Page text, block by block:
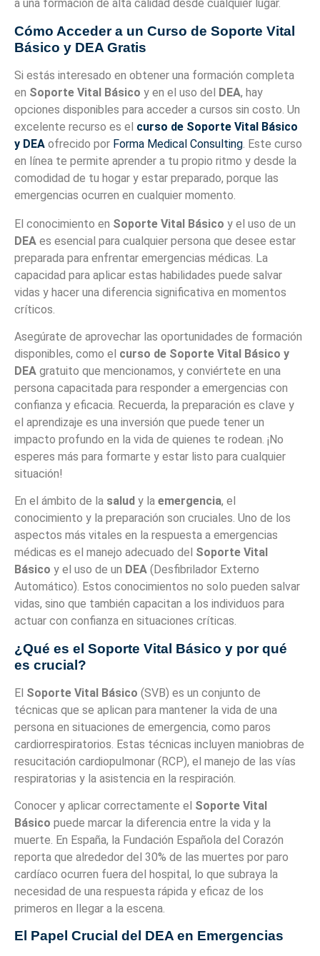
a una formación de alta calidad desde cualquier lugar.
Cómo Acceder a un Curso de Soporte Vital
Básico y DEA Gratis
Si estás interesado en obtener una formación completa
en Soporte Vital Básico y en el uso del DEA, hay
opciones disponibles para acceder a cursos sin costo. Un
excelente recurso es el curso de Soporte Vital Básico
y DEA ofrecido por Forma Medical Consulting . Este curso
en línea te permite aprender a tu propio ritmo y desde la
comodidad de tu hogar y estar preparado, porque las
emergencias ocurren en cualquier momento.
El conocimiento en Soporte Vital Básico y el uso de un
DEA es esencial para cualquier persona que desee estar
preparada para enfrentar emergencias médicas. La
capacidad para aplicar estas habilidades puede salvar
vidas y hacer una diferencia significativa en momentos
críticos.
Asegúrate de aprovechar las oportunidades de formación
disponibles, como el curso de Soporte Vital Básico y
DEA gratuito que mencionamos, y conviértete en una
persona capacitada para responder a emergencias con
confianza y eficacia. Recuerda, la preparación es clave y
el aprendizaje es una inversión que puede tener un
impacto profundo en la vida de quienes te rodean. ¡No
esperes más para formarte y estar listo para cualquier
situación!
En el ámbito de la salud y la emergencia, el
conocimiento y la preparación son cruciales. Uno de los
aspectos más vitales en la respuesta a emergencias
médicas es el manejo adecuado del Soporte Vital
Básico y el uso de un DEA (Desfibrilador Externo
Automático). Estos conocimientos no solo pueden salvar
vidas, sino que también capacitan a los individuos para
actuar con confianza en situaciones críticas.
¿Qué es el Soporte Vital Básico y por qué
es crucial?
El Soporte Vital Básico (SVB) es un conjunto de
técnicas que se aplican para mantener la vida de una
persona en situaciones de emergencia, como paros
cardiorrespiratorios. Estas técnicas incluyen maniobras de
resucitación cardiopulmonar (RCP), el manejo de las vías
respiratorias y la asistencia en la respiración.
Conocer y aplicar correctamente el Soporte Vital
Básico puede marcar la diferencia entre la vida y la
muerte. En España, la Fundación Española del Corazón
reporta que alrededor del 30% de las muertes por paro
cardíaco ocurren fuera del hospital, lo que subraya la
necesidad de una respuesta rápida y eficaz de los
primeros en llegar a la escena.
El Papel Crucial del DEA en Emergencias